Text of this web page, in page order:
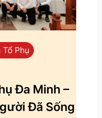
Tổ Phụ
Đa Minh –
Đã Sống